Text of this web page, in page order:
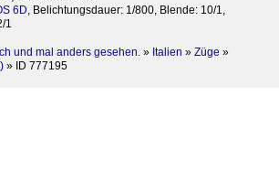
6D, Belichtungsdauer: 1/800, Blende: 10/1,
1
und mal anders gesehen. » Italien » Züge »
» ID 777195